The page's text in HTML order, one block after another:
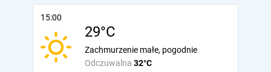
15:00
29°C
Odczuwalna 32°C
Zachmurzenie małe, pogodnie